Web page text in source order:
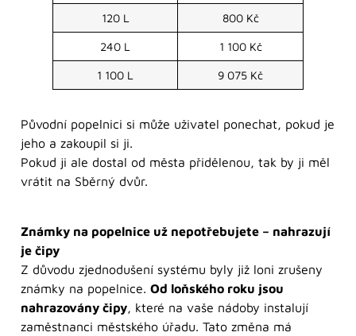
120 L 800 Kč
240 L 1 100 Kč
1 100 L 9 075 Kč
Původní popelnici si může uživatel ponechat, pokud je
jeho a zakoupil si ji.
Pokud ji ale dostal od města přidělenou, tak by ji měl
vrátit na Sběrný dvůr.
Známky na popelnice už nepotřebujete – nahrazují
je čipy
Z důvodu zjednodušení systému byly již loni zrušeny
známky na popelnice. Od loňského roku jsou
nahrazovány čipy , které na vaše nádoby instalují
zaměstnanci městského úřadu. Tato změna má